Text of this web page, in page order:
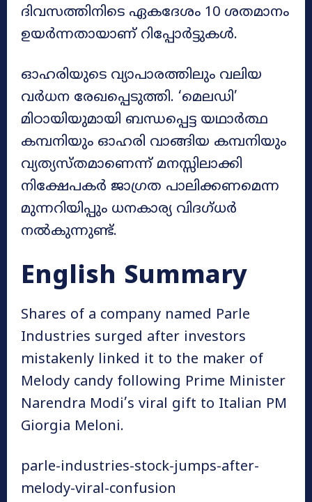
ദിവസത്തിനിടെ ഏകദേശം 10 ശതമാനം
ഉയർന്നതായാണ് റിപ്പോർട്ടുകൾ.
ഓഹരിയുടെ വ്യാപാരത്തിലും വലിയ
വർധന രേഖപ്പെടുത്തി. ‘മെലഡി’
മിഠായിയുമായി ബന്ധപ്പെട്ട യഥാർത്ഥ
കമ്പനിയും ഓഹരി വാങ്ങിയ കമ്പനിയും
വ്യത്യസ്തമാണെന്ന് മനസ്സിലാക്കി
നിക്ഷേപകർ ജാഗ്രത പാലിക്കണമെന്ന
മുന്നറിയിപ്പും ധനകാര്യ വിദഗ്ധർ
നൽകുന്നുണ്ട്.
English Summary
Shares of a company named Parle
Industries surged after investors
mistakenly linked it to the maker of
Melody candy following Prime Minister
Narendra Modi’s viral gift to Italian PM
Giorgia Meloni.
parle-industries-stock-jumps-after-
melody-viral-confusion